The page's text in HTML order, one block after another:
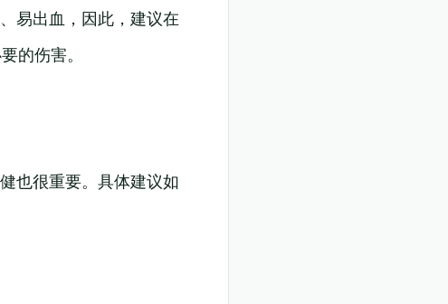
易出血，因此，建议在
的伤害。
也很重要。具体建议如